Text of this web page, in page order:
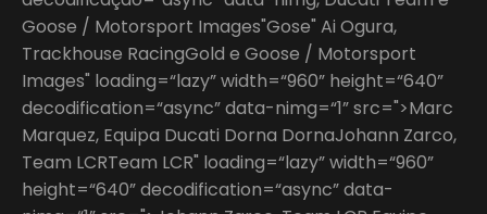
Goose / Motorsport Images"Gose" Ai Ogura,
Trackhouse RacingGold e Goose / Motorsport
Images" loading=“lazy” width=“960” height=“640”
decodification=“async” data-nimg=“1” src=">Marc
Marquez, Equipa Ducati Dorna DornaJohann Zarco,
Team LCRTeam LCR" loading=“lazy” width=“960”
height=“640” decodification=“async” data-